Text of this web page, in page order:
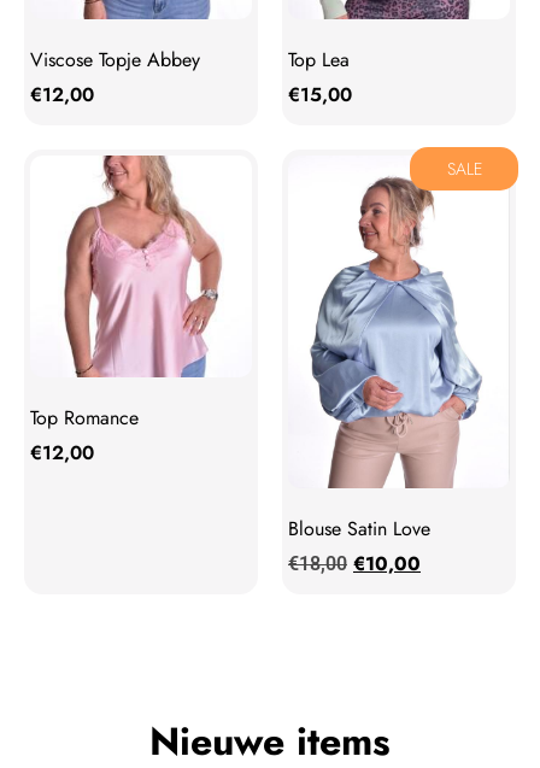
Viscose Topje Abbey
€12,00
Top Lea
€15,00
Top Romance
€12,00
SALE
Blouse Satin Love
€18,00 €10,00
Nieuwe items